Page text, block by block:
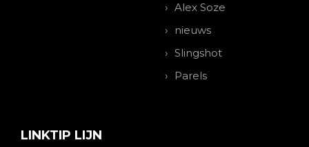
Alex Soze
nieuws
Slingshot
Parels
LINKTIP LIJN